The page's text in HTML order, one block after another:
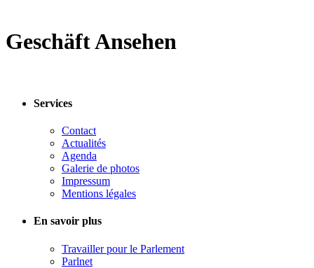
Geschäft Ansehen
Services
Contact
Actualités
Agenda
Galerie de photos
Impressum
Mentions légales
En savoir plus
Travailler pour le Parlement
Parlnet